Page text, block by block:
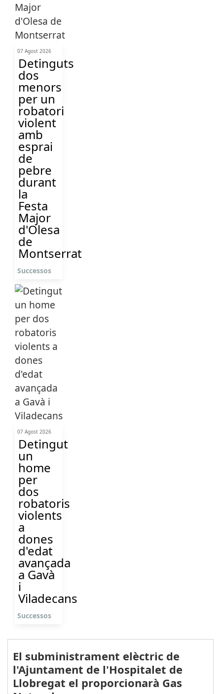
07 Agost 2026
Detinguts
dos
menors
per un
robatori
violent
amb
esprai
de
pebre
durant
la
Festa
Major
d'Olesa
de
Montserrat
Successos
07 Agost 2026
Detingut
un
home
per
dos
robatoris
violents
a
dones
d'edat
avançada
a Gavà
i
Viladecans
Successos
El subministrament elèctric de
l'Ajuntament de l'Hospitalet de
Llobregat el proporcionarà Gas